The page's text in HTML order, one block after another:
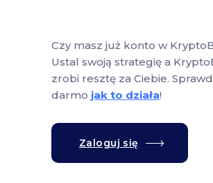
Czy masz już konto w
Ustal swoją strategię a
zrobi resztę za Ciebie.
darmo jak to działa!
Zaloguj się